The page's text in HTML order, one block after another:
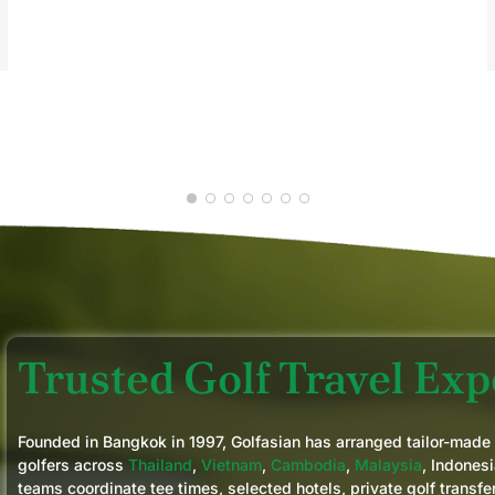
Trusted Golf Travel
Founded in Bangkok in 1997, Golfasian has arranged tailor-
golfers across Thailand, Vietnam, Cambodia, Malaysia,
teams coordinate tee times, selected hotels, private golf